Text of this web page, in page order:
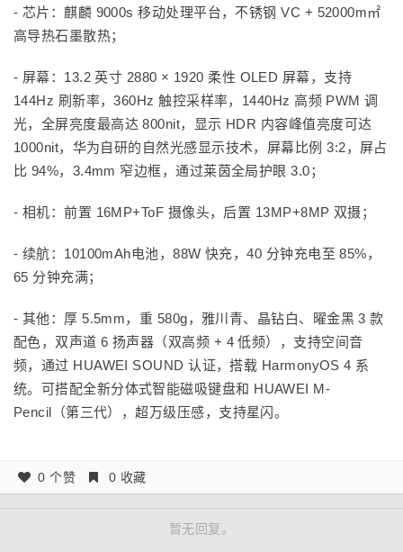
- 芯片：麒麟 9000s 移动处理平台，不锈钢 VC + 52000m㎡
高导热石墨散热；
- 屏幕：13.2 英寸 2880 × 1920 柔性 OLED 屏幕，支持
144Hz 刷新率，360Hz 触控采样率，1440Hz 高频 PWM 调
光，全屏亮度最高达 800nit，显示 HDR 内容峰值亮度可达
1000nit，华为自研的自然光感显示技术，屏幕比例 3:2，屏占
比 94%，3.4mm 窄边框，通过莱茵全局护眼 3.0；
- 相机：前置 16MP+ToF 摄像头，后置 13MP+8MP 双摄；
- 续航：10100mAh电池，88W 快充，40 分钟充电至 85%，
65 分钟充满；
- 其他：厚 5.5mm，重 580g，雅川青、晶钻白、曜金黑 3 款
配色，双声道 6 扬声器（双高频 + 4 低频），支持空间音
频，通过 HUAWEI SOUND 认证，搭载 HarmonyOS 4 系
统。可搭配全新分体式智能磁吸键盘和 HUAWEI M-
Pencil（第三代），超万级压感，支持星闪。
0 个赞 0 收藏
暂无回复。